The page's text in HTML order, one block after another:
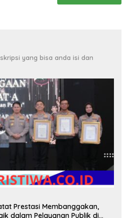
yang bisa anda isi dan
Prestasi Membanggakan,
dalam Pelayanan Publik di